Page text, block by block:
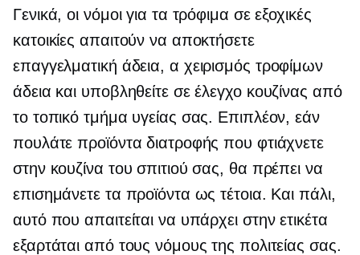
Γενικά, οι νόμοι για τα τρόφιμα σε εξοχικές
κατοικίες απαιτούν να αποκτήσετε
επαγγελματική άδεια, α χειρισμός τροφίμων
άδεια και υποβληθείτε σε έλεγχο κουζίνας από
το τοπικό τμήμα υγείας σας. Επιπλέον, εάν
πουλάτε προϊόντα διατροφής που φτιάχνετε
στην κουζίνα του σπιτιού σας, θα πρέπει να
επισημάνετε τα προϊόντα ως τέτοια. Και πάλι,
αυτό που απαιτείται να υπάρχει στην ετικέτα
εξαρτάται από τους νόμους της πολιτείας σας.